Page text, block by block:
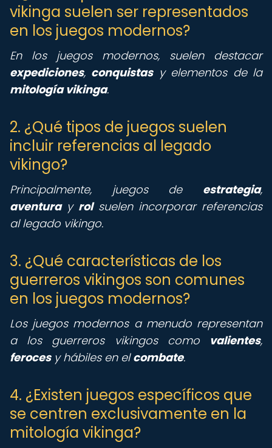
vikinga suelen ser representados
en los juegos modernos?
En los juegos modernos, suelen destacar
expediciones, conquistasy elementos de la
mitología vikinga.
2. ¿Qué tipos de juegos suelen
incluir referencias al legado
vikingo?
Principalmente, juegos de estrategia,
aventuray rolsuelen incorporar referencias
al legado vikingo.
3. ¿Qué características de los
guerreros vikingos son comunes
en los juegos modernos?
Los juegos modernos a menudo representan
a los guerreros vikingos como valientes,
ferocesy hábiles en elcombate.
4. ¿Existen juegos específicos que
se centren exclusivamente en la
mitología vikinga?